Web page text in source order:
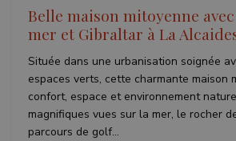
Belle maison mitoyenne
mer et Gibraltar à La
Située dans une urbanisation soignée
espaces verts, cette charmante maison
confort, espace et environnement
magnifiques vues sur la mer, le rocher
parcours de golf...